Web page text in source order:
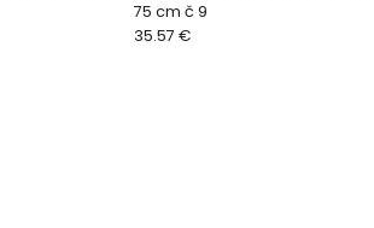
75 cm č 9
35.57 €